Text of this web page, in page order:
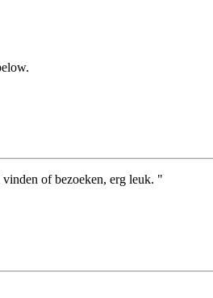
of bezoeken, erg leuk. "